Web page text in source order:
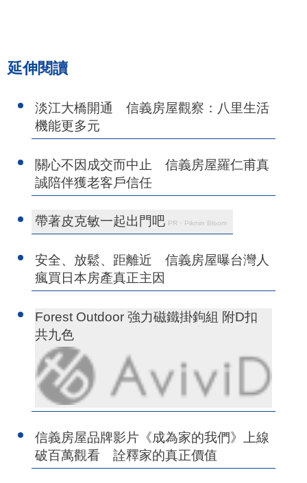
延伸閱讀
淡江大橋開通 信義房屋觀察：八里生活
機能更多元
關心不因成交而中止 信義房屋羅仁甫真
誠陪伴獲老客戶信任
帶著皮克敏一起出門吧 PR・Pikmin Bloom
安全、放鬆、距離近 信義房屋曝台灣人
瘋買日本房產真正主因
Forest Outdoor 強力磁鐵掛鉤組 附D扣
共九色
信義房屋品牌影片《成為家的我們》上線
破百萬觀看 詮釋家的真正價值